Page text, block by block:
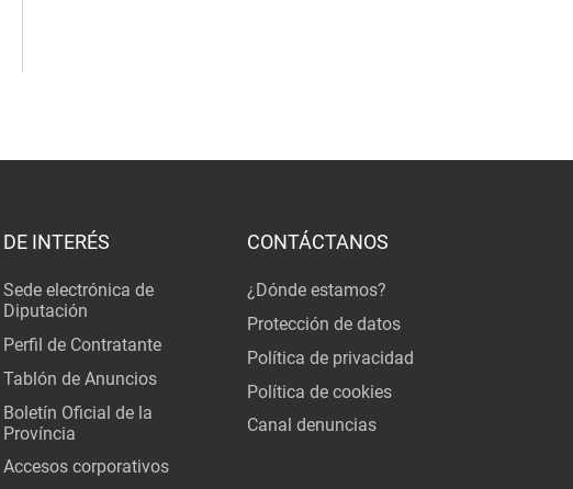
DE INTERÉS
Sede electrónica de
Diputación
Perfil de Contratante
Tablón de Anuncios
Boletín Oficial de la
Província
Accesos corporativos
CONTÁCTANOS
¿Dónde estamos?
Protección de datos
Política de privacidad
Política de cookies
Canal denuncias